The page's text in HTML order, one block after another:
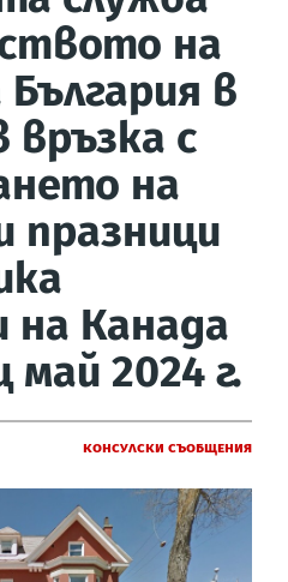
на
в
с
на
празници
на Канада
май 2024 г.
Консулски съобщения